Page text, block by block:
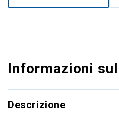
Informazioni
Descrizione